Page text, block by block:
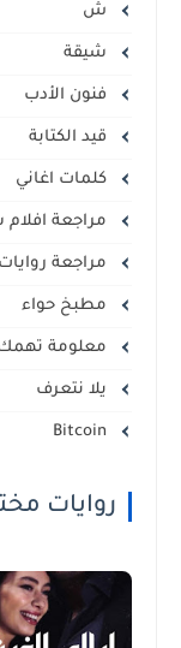
ش
شيقة
فنون الأدب
قيد الكتابة
كلمات اغاني
مراجعة افلام
مراجعة روايات
مطبخ حواء
معلومة
يلا نتعرف
روايات